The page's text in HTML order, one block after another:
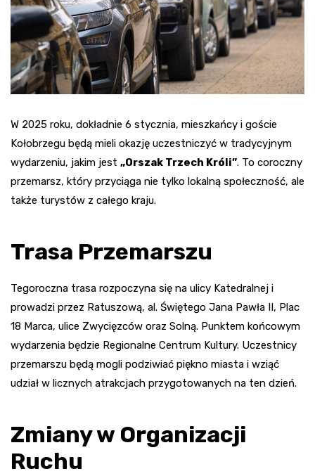
W 2025 roku, dokładnie 6 stycznia, mieszkańcy i goście
Kołobrzegu będą mieli okazję uczestniczyć w tradycyjnym
wydarzeniu, jakim jest „Orszak Trzech Króli”. To coroczny
przemarsz, który przyciąga nie tylko lokalną społeczność, ale
także turystów z całego kraju.
Trasa Przemarszu
Tegoroczna trasa rozpoczyna się na ulicy Katedralnej i
prowadzi przez Ratuszową, al. Świętego Jana Pawła II, Plac
18 Marca, ulice Zwycięzców oraz Solną. Punktem końcowym
wydarzenia będzie Regionalne Centrum Kultury. Uczestnicy
przemarszu będą mogli podziwiać piękno miasta i wziąć
udział w licznych atrakcjach przygotowanych na ten dzień.
Zmiany w Organizacji
Ruchu